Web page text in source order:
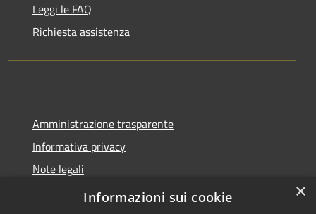
Leggi le FAQ
Richiesta assistenza
Amministrazione trasparente
Informativa privacy
Note legali
Dichiarazione di accessibilità
×
Informazioni sui cookie